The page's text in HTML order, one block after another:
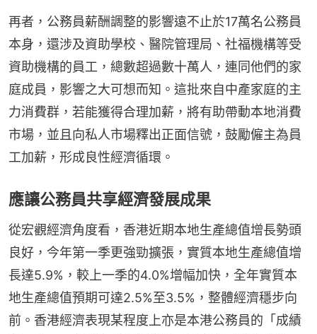
再者，公務員薪酬調整的影響遠不止於17萬名公務員
本身，還涉及資助學校、醫院管理局、社福機構等受
資助機構的員工，總數超過數十萬人，連同他們的家
庭成員，影響之大可想而知。這批來自中產家庭的主
力消費群，若能獲得合理加薪，將有助帶動本地消費
市場，並且向私人市場釋出正面信號，鼓勵僱主為員
工加薪，形成良性經濟循環。
應讓公務員共享經濟發展成果
從宏觀經濟角度看，香港近期本地生產總值增長勢頭
良好，今年第一季更強勁擴張，實質本地生產總值增
長達5.9%，較上一季的4.0%增幅加快，全年實質本
地生產總值預期可達2.5%至3.5%，整體經濟穩步向
前。香港經濟表現某程度上亦是本港公務員的「成績